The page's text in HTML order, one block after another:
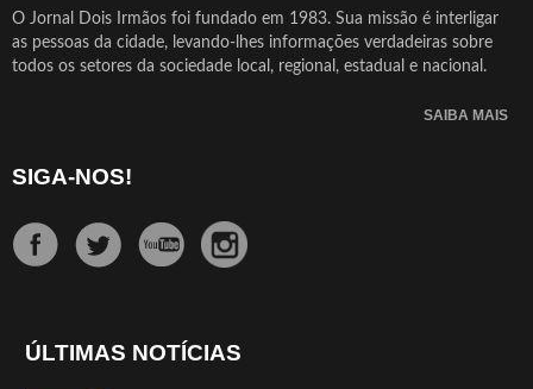
O Jornal Dois Irmãos foi fundado em 1983. Sua missão é interligar
as pessoas da cidade, levando-lhes informações verdadeiras sobre
todos os setores da sociedade local, regional, estadual e nacional.
SAIBA MAIS
SIGA-NOS!
ÚLTIMAS NOTÍCIAS